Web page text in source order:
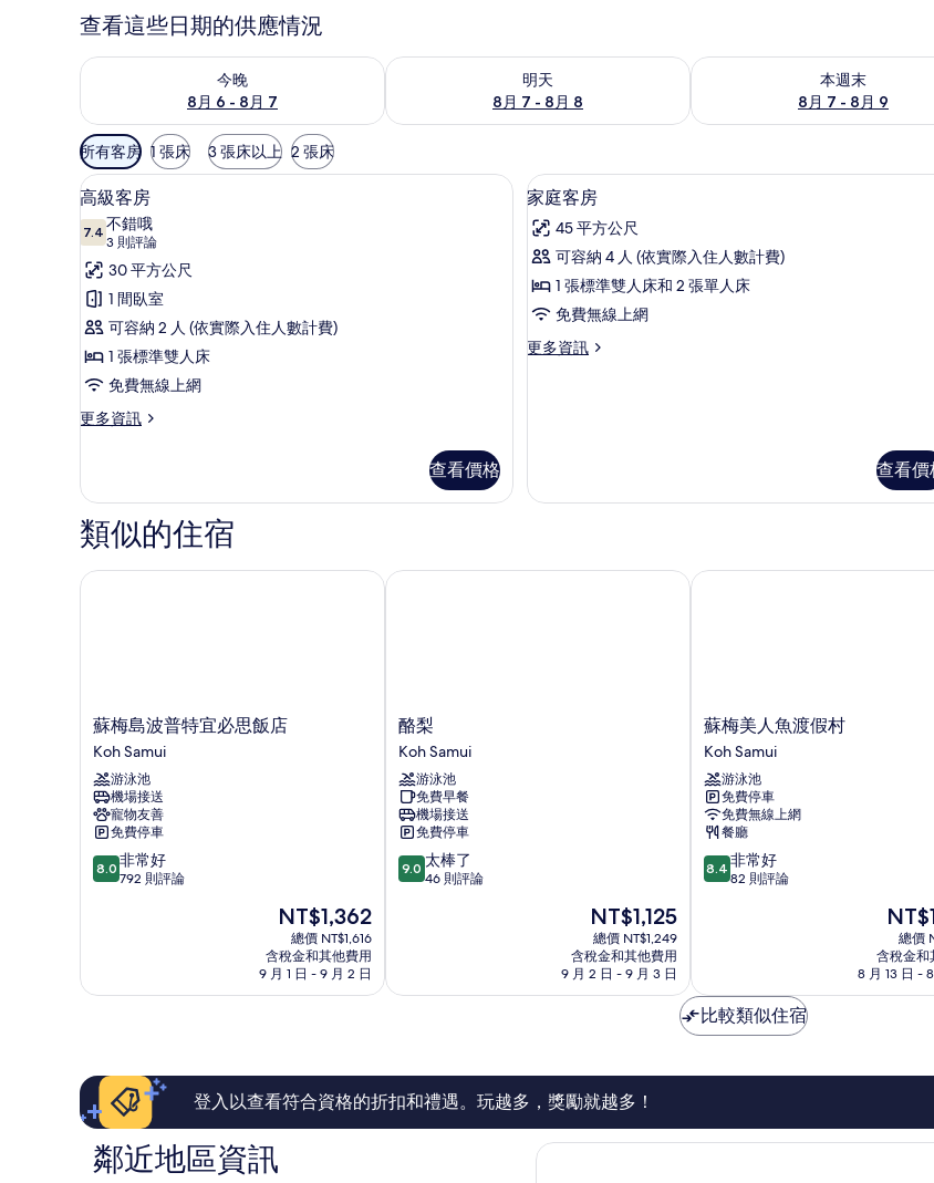
查看這些日期的供應情況
今晚
8月 6 - 8月 7
查看今晚 (8月 6 - 8月 7) 的供應情況
明天
8月 7 - 8月 8
查看明天 (8月 7 - 8月 8) 的供應情況
本週末
8月 7 - 8月 9
查看本週末 (8月 7 - 8月 9) 的
可
用
的
客
房
篩
選
條
件
所有客房 1 張床 3 張床以上 2 張床
顯
示
高
級
客
房
的
所
有
高級客房 | 遮光布/窗簾、免費無線上網、床單
6
高級客房
7.47.4 分，滿分 10 分
不錯哦
3 則評論
(3
則
評
論)
30 平方公尺
1 間臥室
可容納 2 人 (依實際入住人數計費)
1 張標準雙人床
免費無線上網
更多資訊
更
客
房
的
詳
情
查看價格
顯
示
家
庭
客
的
家庭客房 | 遮光布/窗簾、免
4
家庭客房
45 平方公尺
可容納 4 人 (依實際入住人數計費)
1 張標準雙人床和 2 張單人床
免費無線上網
更多資訊
更
詳
情
查看價
類似的住宿
蘇
梅
島
波
普
特
宜
必
思
蘇梅島波普特宜必思飯店
Koh Samui
游泳池
機場接送
寵物友善
免費停車
8.0
分，
常
評
8.0 非常好
792 則評論
現
在
價
格
為
NT$1,362
總價 NT$1,616
含稅金和其他費用
9 月 1 日 - 9 月 2 日
蘇梅島波普特宜必思飯店
酪
梨
Koh
Samui
酪梨
Koh Samui
游泳池
免費早餐
機場接送
免費停車
9.0
分，
棒
評
論
9.0 太棒了
46 則評論
現
在
價
格
為
NT$1,125
總價 NT$1,249
含稅金和其他費用
9 月 2 日 - 9 月 3 日
酪梨
蘇
梅
美
人
魚
渡
假
村
Koh
蘇梅美人魚渡假村
Koh Samui
游泳池
免費停車
免費無線上網
餐廳
8.4
分，
常
好，
82
評
8.4 非常好
82 則評論
現
在
價
格
為
總價
含稅金和
8 月 13 日 -
蘇梅美人魚渡假村
比較類似住宿
登入以查看符合資格的折扣和禮遇。玩越多，獎勵就越多！
鄰近地區資訊